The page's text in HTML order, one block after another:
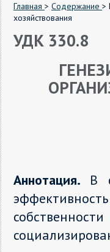
Главная > Содержание >
хозяйствования
УДК 330.8
Аннотация. В